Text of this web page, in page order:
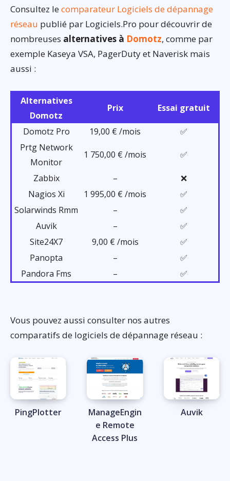
Consultez lecomparateur Logiciels de dépannage
réseau publié par Logiciels.Pro pour découvrir de
nombreuses alternatives à Domotz, comme par
exemple Kaseya VSA, PagerDuty et Naverisk mais
aussi :
Alternatives
Domotz
Prix Essai gratuit
Domotz Pro 19,00 € /mois
✅
Prtg Network
Monitor
1 750,00 € /mois ✅
Zabbix –
❌
Nagios Xi
1 995,00 € /mois
✅
Solarwinds Rmm
–
✅
Auvik
–
✅
Site24X7
9,00 € /mois
✅
Panopta
–
✅
Pandora Fms
– ✅
Vous pouvez aussi consulter nos autres
comparatifs de logiciels de dépannage réseau :
PingPlotter
ManageEngin
e Remote
Access Plus
Auvik